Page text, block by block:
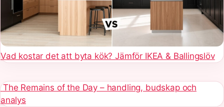
Vad kostar det att byta kök? Jämför IKEA & Ballingslöv
The Remains of the Day – handling, budskap och
analys